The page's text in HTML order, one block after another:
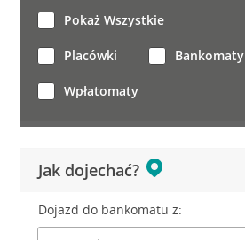
Jak dojechać?
Dojazd do bankomatu z:
Pokaż Wszystkie
Placówki Bankomaty
Wpłatomaty